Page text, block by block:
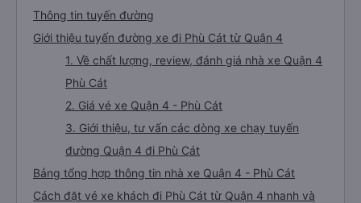
Thông tin tuyến đường
Giới thiệu tuyến đường xe đi Phù Cát từ Quận 4
1. Về chất lượng, review, đánh giá nhà xe Quận 4
Phù Cát
2. Giá vé xe Quận 4 - Phù Cát
3. Giới thiệu, tư vấn các dòng xe chạy tuyến
đường Quận 4 đi Phù Cát
Bảng tổng hợp thông tin nhà xe Quận 4 - Phù Cát
Cách đặt vé xe khách đi Phù Cát từ Quận 4 nhanh và